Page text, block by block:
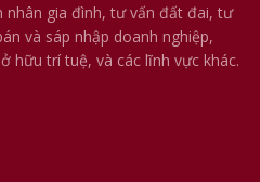
nhân gia đình, tư vấn đất đai, tư
và sáp nhập doanh nghiệp,
hữu trí tuệ, và các lĩnh vực khác.